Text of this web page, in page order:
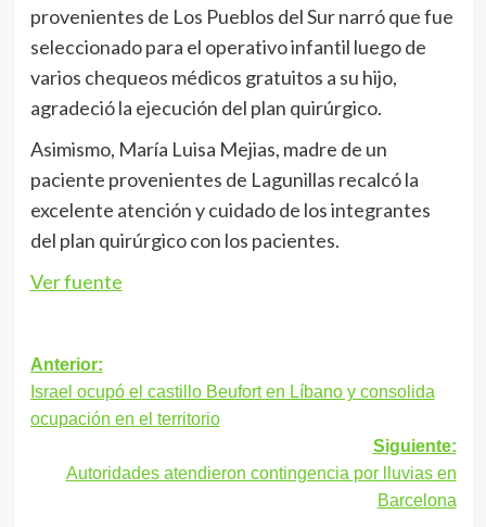
provenientes de Los Pueblos del Sur narró que fue
seleccionado para el operativo infantil luego de
varios chequeos médicos gratuitos a su hijo,
agradeció la ejecución del plan quirúrgico.
Asimismo, María Luisa Mejias, madre de un
paciente provenientes de Lagunillas recalcó la
excelente atención y cuidado de los integrantes
del plan quirúrgico con los pacientes.
Ver fuente
Navegación
de
entradas
Anterior:
Israel ocupó el castillo Beufort en Líbano y consolida
ocupación en el territorio
Siguiente:
Autoridades atendieron contingencia por lluvias en
Barcelona